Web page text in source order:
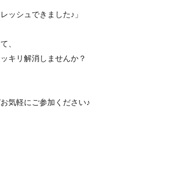
ッシュできました♪」
、
キリ解消しませんか？
気軽にご参加ください♪